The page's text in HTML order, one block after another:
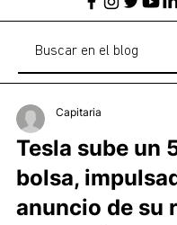
Tesla sube un
bolsa,
anuncio de su
Capitaria